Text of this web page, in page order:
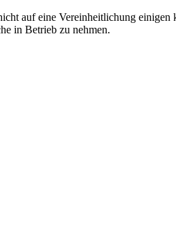
auf eine Vereinheitlichung einigen
in Betrieb zu nehmen.